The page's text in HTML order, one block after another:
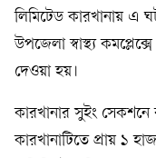
লিমিটেড কারখানায় এ
উপজেলা স্বাস্থ্য
দেওয়া হয়।
কারখানার সুইং সেকশনে
কারখানাটিতে প্রায় ১